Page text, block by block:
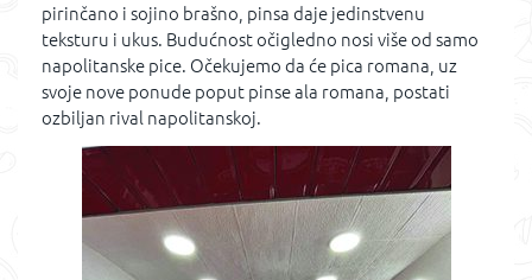
pirinčano i sojino brašno, pinsa daje jedinstvenu
teksturu i ukus. Budućnost očigledno nosi više od samo
napolitanske pice. Očekujemo da će pica romana, uz
svoje nove ponude poput pinse ala romana, postati
ozbiljan rival napolitanskoj.